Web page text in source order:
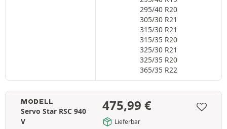
295/40 R20
305/30 R21
315/30 R21
315/35 R20
325/30 R21
325/35 R20
365/35 R22
MODELL
Servo Star RSC 940
V
475,99 €
Lieferbar